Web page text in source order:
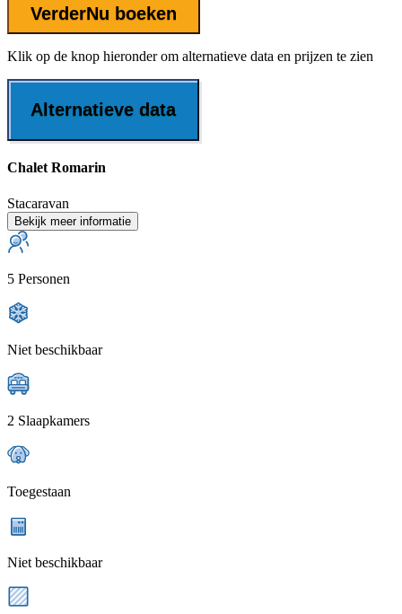
VerderNu boeken
Klik op de knop hieronder om alternatieve data en prijzen te zien
Alternatieve data
Chalet Romarin
Stacaravan
Bekijk meer informatie
5 Personen
Niet beschikbaar
2 Slaapkamers
Toegestaan
Niet beschikbaar